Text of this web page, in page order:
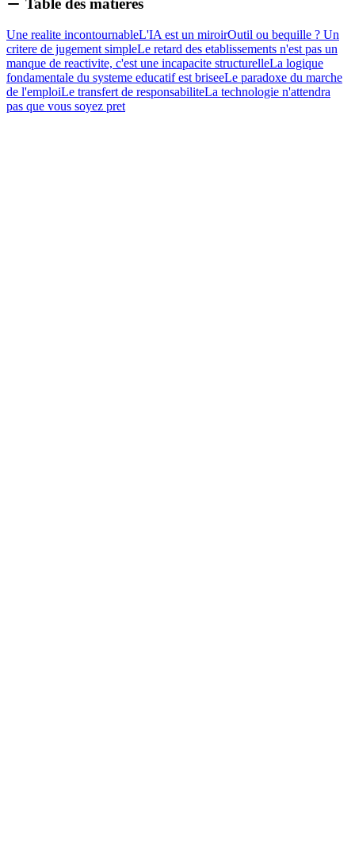
Table des matières
Une realite incontournableL'IA est un miroirOutil ou bequille ? Un
critere de jugement simpleLe retard des etablissements n'est pas un
manque de reactivite, c'est une incapacite structurelleLa logique
fondamentale du systeme educatif est briseeLe paradoxe du marche
de l'emploiLe transfert de responsabiliteLa technologie n'attendra
pas que vous soyez pret